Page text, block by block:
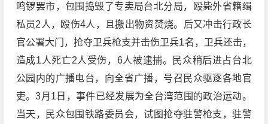
鸣锣罢市，包围捣毁了专卖局台北分局，殴毙外省籍缉
私员2人，殴伤4人，且搬出物资焚烧。后又冲击行政长
官公署大门，抢夺卫兵枪支并击伤卫兵1名，卫兵还击，
造成1人死亡2人受伤，6人被逮捕。民众稍后进占台北
公园内的广播电台，向全省广播，号召民众驱逐各地官
吏。3月1日，事件已经发展为全台湾范围的政治运动。
当天，民众包围铁路委员会，试图抢夺驻警枪支，驻警